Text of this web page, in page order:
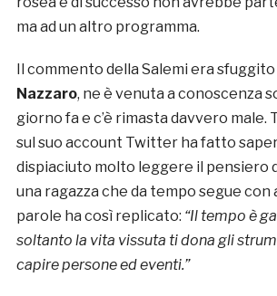
ma ad un altro programma.
Il commento della Salemi era sfuggito
Nazzaro, ne è venuta a conoscenza
giorno fa e c’è rimasta davvero
sul suo account Twitter ha fatto
dispiaciuto molto leggere il pensiero
una ragazza che da tempo segue
parole ha così replicato: “Il tempo è
soltanto la vita vissuta ti dona gli
capire persone ed eventi.”